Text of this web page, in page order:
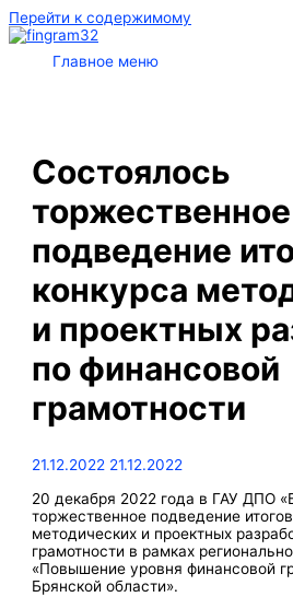
Перейти к содержимому
Главное меню
Состоялось
торжественное
подведение
конкурса
и проектных
по финансовой
грамотности
21.12.2022 21.12.2022
20 декабря 2022 года в ГАУ ДПО
торжественное подведение
методических и проектных
грамотности в рамках
«Повышение уровня финансовой
Брянской области».